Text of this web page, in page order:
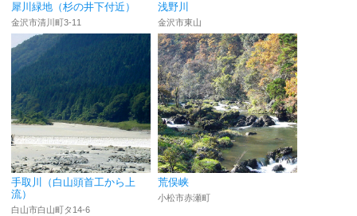
犀川緑地（杉の井下付近）
金沢市清川町3-11
浅野川
金沢市東山
手取川（白山頭首工から上
流）
白山市白山町タ14-6
荒俣峡
小松市赤瀬町